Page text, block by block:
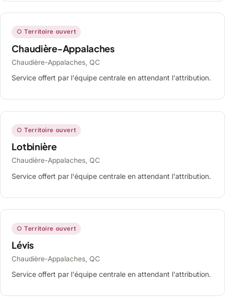
○ Territoire ouvert
Chaudière-Appalaches
Chaudière-Appalaches, QC
Service offert par l'équipe centrale en attendant l'attribution.
○ Territoire ouvert
Lotbinière
Chaudière-Appalaches, QC
Service offert par l'équipe centrale en attendant l'attribution.
○ Territoire ouvert
Lévis
Chaudière-Appalaches, QC
Service offert par l'équipe centrale en attendant l'attribution.